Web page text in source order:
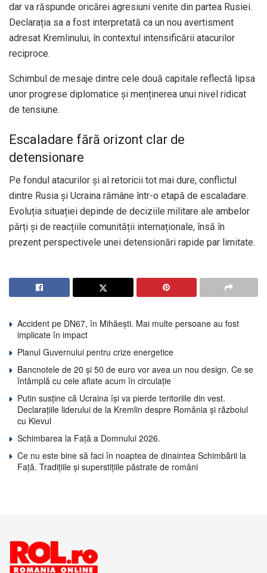
dar va răspunde oricărei agresiuni venite din partea Rusiei.
Declarația sa a fost interpretată ca un nou avertisment
adresat Kremlinului, în contextul intensificării atacurilor
reciproce.
Schimbul de mesaje dintre cele două capitale reflectă lipsa
unor progrese diplomatice și menținerea unui nivel ridicat
de tensiune.
Escaladare fără orizont clar de
detensionare
Pe fondul atacurilor și al retoricii tot mai dure, conflictul
dintre Rusia și Ucraina rămâne într-o etapă de escaladare.
Evoluția situației depinde de deciziile militare ale ambelor
părți și de reacțiile comunității internaționale, însă în
prezent perspectivele unei detensionări rapide par limitate.
Accident pe DN67, în Mihăești. Mai multe persoane au fost
implicate în impact
Planul Guvernului pentru crize energetice
Bancnotele de 20 și 50 de euro vor avea un nou design. Ce se
întâmplă cu cele aflate acum în circulație
Putin susține că Ucraina își va pierde teritoriile din vest.
Declarațiile liderului de la Kremlin despre România și războiul
cu Kievul
Schimbarea la Față a Domnului 2026.
Ce nu este bine să faci în noaptea de dinaintea Schimbării la
Față. Tradițiile și superstițiile păstrate de români